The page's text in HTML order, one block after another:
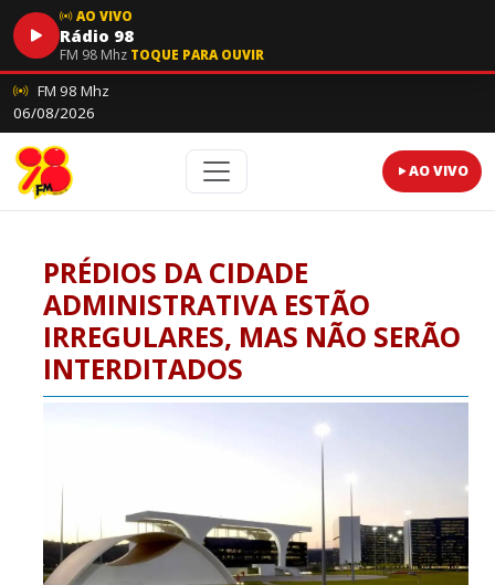
AO VIVO
Rádio 98
FM 98 Mhz TOQUE PARA OUVIR
FM 98 Mhz
06/08/2026
AO VIVO
PRÉDIOS DA CIDADE
ADMINISTRATIVA ESTÃO
IRREGULARES, MAS NÃO SERÃO
INTERDITADOS